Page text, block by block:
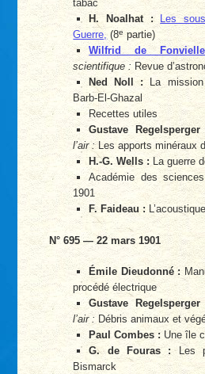
tabac
H. Noalhat :
Les
Guerre, (8e partie)
Wilfrid de Fonvielle
scientifique : Revue
Ned Noll :La mission
Barb-El-Ghazal
Recettes utiles
Gustave Regelsperger
l’air :Les apports minéraux
H.-G. Wells : La guerre
Académie des
1901
F. Faideau :
N° 695 — 22 mars 1901
Émile Dieudonné :
procédé électrique
Gustave Regelsperger
l’air : Débris animaux et
Paul Combes : Une île
G. de Fouras : Les
Bismarck